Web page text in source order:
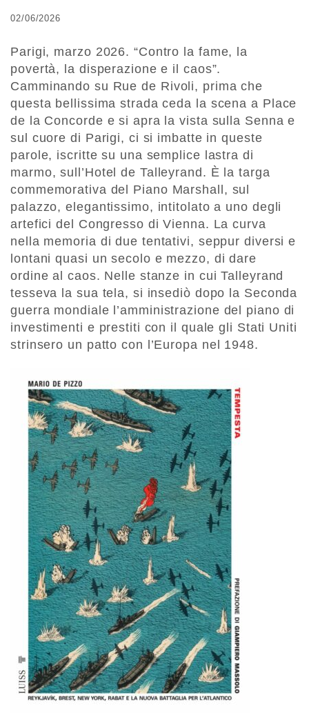
02/06/2026
Parigi, marzo 2026. “Contro la fame, la
povertà, la disperazione e il caos”.
Camminando su Rue de Rivoli, prima che
questa bellissima strada ceda la scena a Place
de la Concorde e si apra la vista sulla Senna e
sul cuore di Parigi, ci si imbatte in queste
parole, iscritte su una semplice lastra di
marmo, sull’Hotel de Talleyrand. È la targa
commemorativa del Piano Marshall, sul
palazzo, elegantissimo, intitolato a uno degli
artefici del Congresso di Vienna. La curva
nella memoria di due tentativi, seppur diversi e
lontani quasi un secolo e mezzo, di dare
ordine al caos. Nelle stanze in cui Talleyrand
tesseva la sua tela, si insediò dopo la Seconda
guerra mondiale l’amministrazione del piano di
investimenti e prestiti con il quale gli Stati Uniti
strinsero un patto con l’Europa nel 1948.